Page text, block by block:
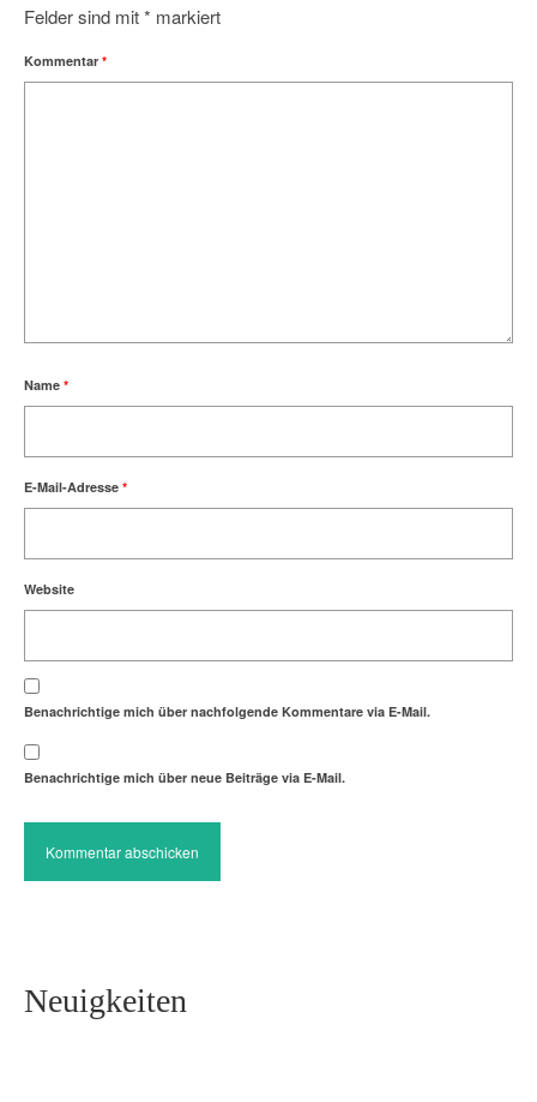
Felder sind mit* markiert
Kommentar *
Name *
E-Mail-Adresse *
Website
Benachrichtige mich über nachfolgende Kommentare via E-Mail.
Benachrichtige mich über neue Beiträge via E-Mail.
Neuigkeiten